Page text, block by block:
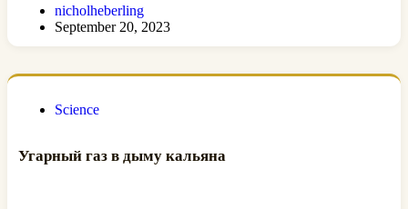
nicholheberling
September 20, 2023
Science
Угарный газ в дыму кальяна